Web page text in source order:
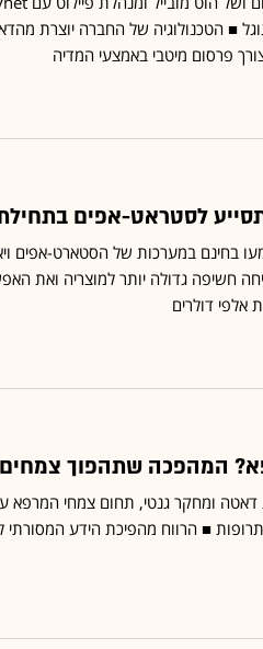
■ הטכנולוגיה של החברה יוצרת
פרסום מיטבי באמצעי המדיה
לסטראט-אפים
בחינם במערכות של הסטארט-אפים
חשיפה גדולה יותר למוצריה ואת
דולרים
המהפכה שתהפוך
דאטה ומחקר גנטי, תחום צמחי המרפא
■ הרווח מהפיכת הידע